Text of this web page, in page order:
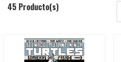
45 Producto(s)